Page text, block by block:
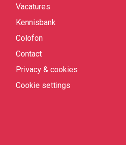
Vacatures
Kennisbank
Colofon
Contact
Privacy & cookies
Cookie settings